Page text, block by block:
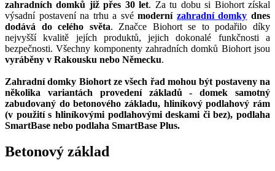
zahradních domků již přes 30 let. Za tu dobu si Biohort získal
výsadní postavení na trhu a svémoderní zahradní domky dnes
dodává do celého světa. Značce Biohort se to podařilo díky
nejvyšší kvalitě jejích produktů, jejich dokonalé funkčnosti a
bezpečnosti. Všechny komponenty zahradních domků Biohort jsou
vyráběny v Rakousku nebo Německu.
Zahradní domky Biohort ze všech řad mohou být postaveny na
několika variantách provedení základů - domek samotný
zabudovaný do betonového základu, hliníkový podlahový rám
(v použití s hliníkovými podlahovými deskami či bez), podlaha
SmartBase nebo podlaha SmartBase Plus.
Betonový základ